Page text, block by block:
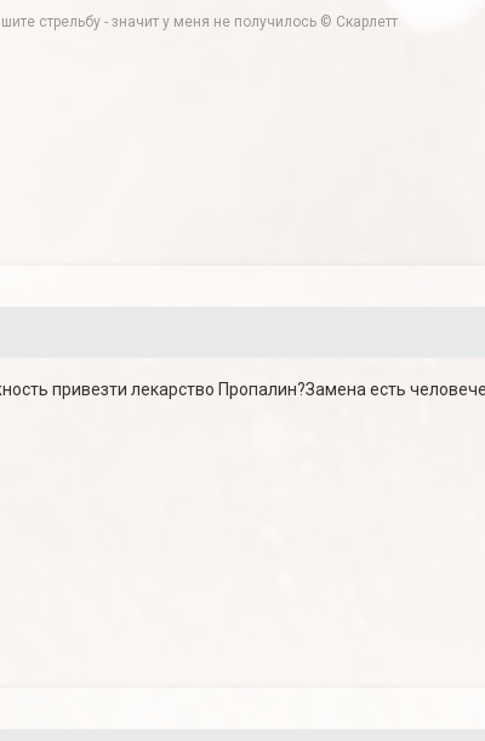
стрельбу - значит у меня не получилось © Скарлетт
привезти лекарство Пропалин?Замена есть